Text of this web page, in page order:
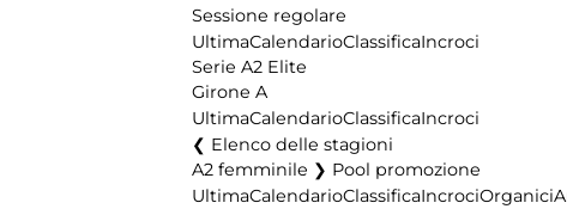
Sessione regolare
UltimaCalendarioClassificaIncroci
Serie A2 Elite
Girone A
UltimaCalendarioClassificaIncroci
Elenco delle stagioni
A2 femminile ❯ Pool promozione
UltimaCalendarioClassificaIncrociOrganici